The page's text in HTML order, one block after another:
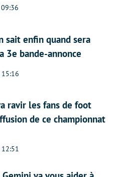
sait enfin quand sera
3e bande-annonce
ravir les fans de foot
de ce championnat